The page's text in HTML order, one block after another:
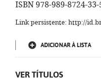
ISBN 978-989-8724-33-
Link persistente: http://
ADICIONAR À LISTA
VER TÍTULOS